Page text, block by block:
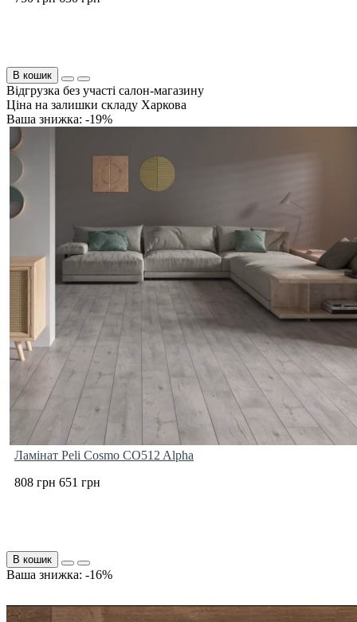
В кошик
Відгрузка без участі салон-магазину
Ціна на залишки складу Харкова
Ваша знижка: -19%
Ламінат Peli Cosmo CO512 Alpha
808 грн 651 грн
В кошик
Ваша знижка: -16%